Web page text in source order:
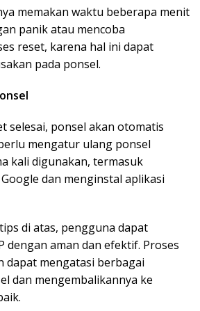
memakan waktu beberapa menit
panik atau mencoba
reset, karena hal ini dapat
pada ponsel.
selesai, ponsel akan otomatis
mengatur ulang ponsel
kali digunakan, termasuk
dan menginstal aplikasi
di atas, pengguna dapat
dengan aman dan efektif. Proses
dapat mengatasi berbagai
dan mengembalikannya ke